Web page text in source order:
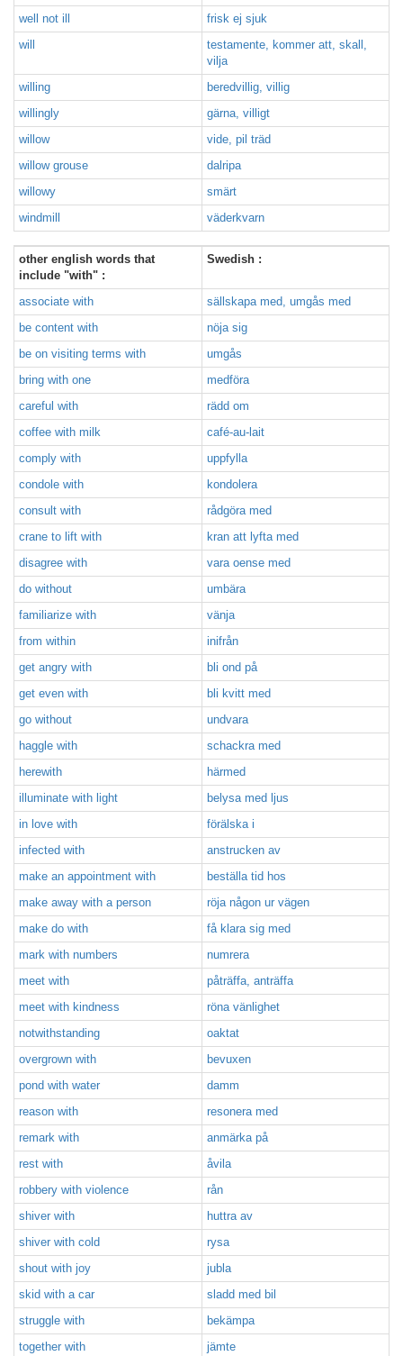
well not ill
frisk ej sjuk
will
testamente, kommer att, skall,
vilja
willing
beredvillig, villig
willingly
gärna, villigt
willow
vide, pil träd
willow grouse
dalripa
willowy
smärt
windmill
väderkvarn
other english words that
include "with" :
Swedish :
associate with
sällskapa med, umgås med
be content with
nöja sig
be on visiting terms with
umgås
bring with one
medföra
careful with
rädd om
coffee with milk
café-au-lait
comply with
uppfylla
condole with
kondolera
consult with
rådgöra med
crane to lift with
kran att lyfta med
disagree with
vara oense med
do without
umbära
familiarize with
vänja
from within
inifrån
get angry with
bli ond på
get even with
bli kvitt med
go without
undvara
haggle with
schackra med
herewith
härmed
illuminate with light
belysa med ljus
in love with
förälska i
infected with
anstrucken av
make an appointment with
beställa tid hos
make away with a person
röja någon ur vägen
make do with
få klara sig med
mark with numbers
numrera
meet with
påträffa, anträffa
meet with kindness
röna vänlighet
notwithstanding
oaktat
overgrown with
bevuxen
pond with water
damm
reason with
resonera med
remark with
anmärka på
rest with
åvila
robbery with violence
rån
shiver with
huttra av
shiver with cold
rysa
shout with joy
jubla
skid with a car
sladd med bil
struggle with
bekämpa
together with
jämte